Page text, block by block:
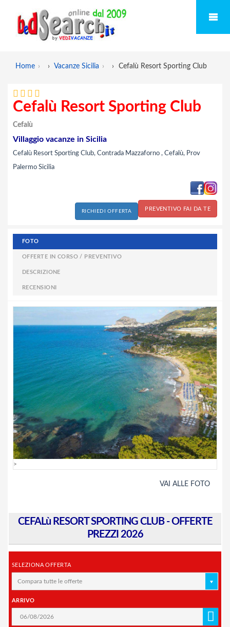
Home › Vacanze Sicilia › Cefalù Resort Sporting Club
Cefalù Resort Sporting Club
Cefalù
Villaggio vacanze in Sicilia
Cefalù Resort Sporting Club, Contrada Mazzaforno , Cefalù, Prov
Palermo Sicilia
PREVENTIVO FAI DA TE
RICHIEDI OFFERTA
FOTO
OFFERTE IN CORSO / PREVENTIVO
DESCRIZIONE
RECENSIONI
>
VAI ALLE FOTO
CEFALù RESORT SPORTING CLUB - OFFERTE
PREZZI 2026
SELEZIONA OFFERTA
Compara tutte le offerte
ARRIVO